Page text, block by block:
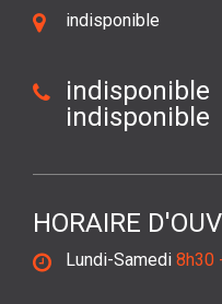
indisponible
indisponible
indisponible
HORAIRE
Lundi-Samedi 8h30